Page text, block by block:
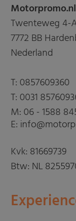
Motorpromo.nl
Twenteweg 4-
7772 BB
Nederland
T: 0857609360
T: 0031
M: 06 - 1588
E:
Kvk: 81669739
Btw: NL